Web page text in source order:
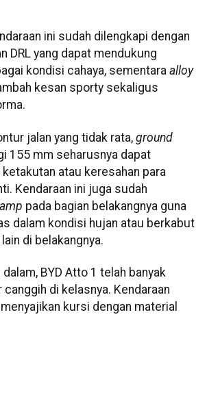
ini sudah dilengkapi dengan
DRL yang dapat mendukung
kondisi cahaya, sementara alloy
kesan sporty sekaligus
jalan yang tidak rata, ground
155 mm seharusnya dapat
atau keresahan para
Kendaraan ini juga sudah
pada bagian belakangnya guna
dalam kondisi hujan atau berkabut
di belakangnya.
BYD Atto 1 telah banyak
di kelasnya. Kendaraan
kursi dengan material